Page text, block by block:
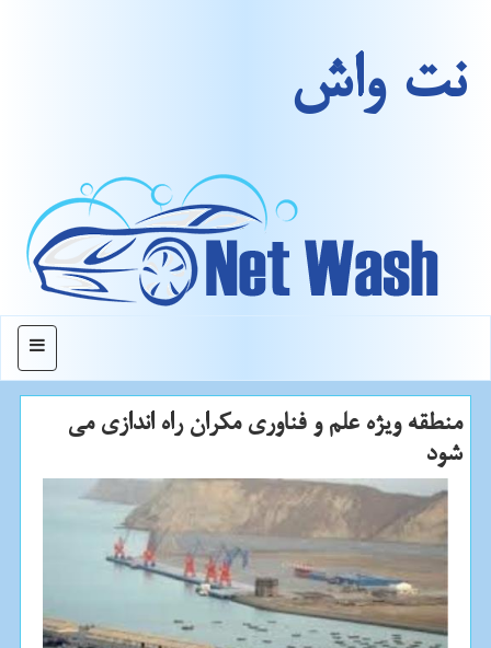
نت واش
منو
منطقه ویژه علم و فناوری مكران راه اندازی می
شود